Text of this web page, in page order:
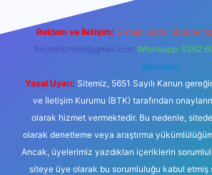
Reklam ve İletişim: E-mail:
forumhizmeti@gmail.com Whatsapp: 0262
@karabul
Yasal Uyarı: Sitemiz, 5651 Sayılı Kanun
ve İletişim Kurumu (BTK) tarafından
olarak hizmet vermektedir. Bu nedenle,
olarak denetleme veya araştırma
Ancak, üyelerimiz yazdıkları içeriklerin
siteye üye olarak bu sorumluluğu kabul etmiş